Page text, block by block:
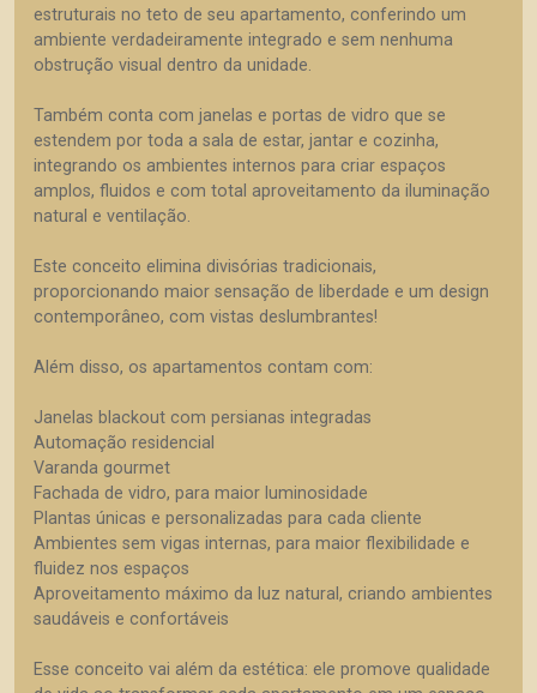
estruturais no teto de seu apartamento, conferindo um
ambiente verdadeiramente integrado e sem nenhuma
obstrução visual dentro da unidade.
Também conta com janelas e portas de vidro que se
estendem por toda a sala de estar, jantar e cozinha,
integrando os ambientes internos para criar espaços
amplos, fluidos e com total aproveitamento da iluminação
natural e ventilação.
Este conceito elimina divisórias tradicionais,
proporcionando maior sensação de liberdade e um design
contemporâneo, com vistas deslumbrantes!
Além disso, os apartamentos contam com:
Janelas blackout com persianas integradas
Automação residencial
Varanda gourmet
Fachada de vidro, para maior luminosidade
Plantas únicas e personalizadas para cada cliente
Ambientes sem vigas internas, para maior flexibilidade e
fluidez nos espaços
Aproveitamento máximo da luz natural, criando ambientes
saudáveis e confortáveis
Esse conceito vai além da estética: ele promove qualidade